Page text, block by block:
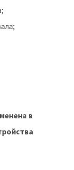
в